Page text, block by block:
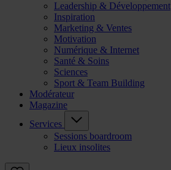
Leadership & Développement
Inspiration
Marketing & Ventes
Motivation
Numérique & Internet
Santé & Soins
Sciences
Sport & Team Building
Modérateur
Magazine
Services
Sessions boardroom
Lieux insolites